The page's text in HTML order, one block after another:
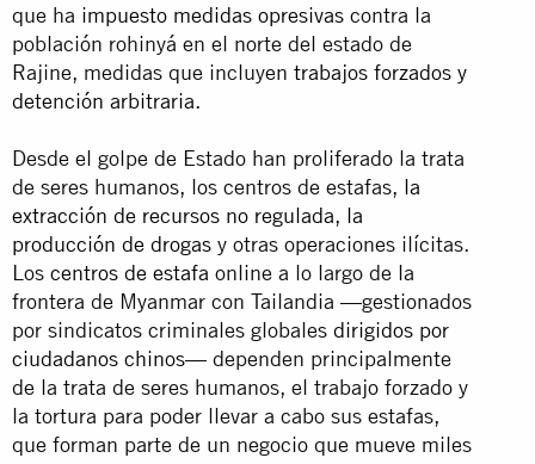
que ha impuesto medidas opresivas contra la
población rohinyá en el norte del estado de
Rajine, medidas que incluyen trabajos forzados y
detención arbitraria.
Desde el golpe de Estado han proliferado la trata
de seres humanos, los centros de estafas, la
extracción de recursos no regulada, la
producción de drogas y otras operaciones ilícitas.
Los centros de estafa online a lo largo de la
frontera de Myanmar con Tailandia —gestionados
por sindicatos criminales globales dirigidos por
ciudadanos chinos— dependen principalmente
de la trata de seres humanos, el trabajo forzado y
la tortura para poder llevar a cabo sus estafas,
que forman parte de un negocio que mueve miles